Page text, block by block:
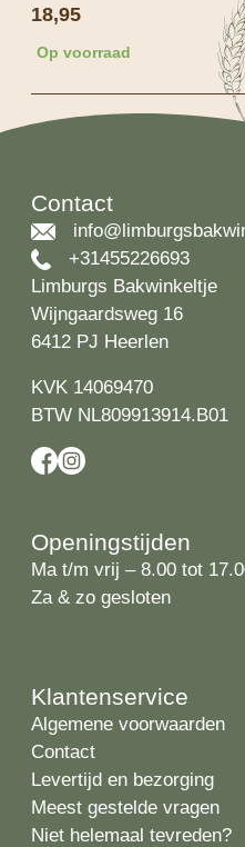
18,95
Op voorraad
Contact
+31455226693
Limburgs Bakwinkeltje
Wijngaardsweg 16
6412 PJ Heerlen
KVK 14069470
BTW NL809913914.B01
Openingstijden
Ma t/m vrij – 8.00 tot
Za & zo gesloten
Klantenservice
Algemene voorwaarden
Contact
Levertijd en bezorging
Meest gestelde vragen
Niet helemaal tevreden?